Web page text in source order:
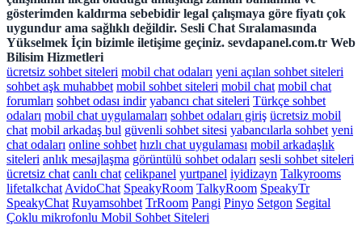
gösterimden kaldırma sebebidir legal çalışmaya göre fiyatı çok
uygundur ama sağlıklı değildir. Sesli Chat Sıralamasında
Yükselmek İçin bizimle iletişime geçiniz. sevdapanel.com.tr Web
Bilisim Hizmetleri
ücretsiz sohbet siteleri mobil chat odaları yeni açılan sohbet siteleri
sohbet aşk muhabbet mobil sohbet siteleri mobil chat mobil chat
forumları sohbet odası indir yabancı chat siteleri Türkçe sohbet
odaları mobil chat uygulamaları sohbet odaları giriş ücretsiz mobil
chat mobil arkadaş bul güvenli sohbet sitesi yabancılarla sohbet yeni
chat odaları online sohbet hızlı chat uygulaması mobil arkadaşlık
siteleri anlık mesajlaşma görüntülü sohbet odaları sesli sohbet siteleri
ücretsiz chat canlı chat celikpanel yurtpanel iyidizayn Talkyrooms
lifetalkchat AvidoChat SpeakyRoom TalkyRoom SpeakyTr
SpeakyChat Ruyamsohbet TrRoom Pangi Pinyo Setgon Segital
Çoklu mikrofonlu Mobil Sohbet Siteleri